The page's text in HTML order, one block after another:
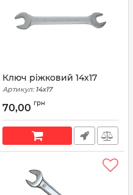
Ключ ріжковий 14х17
Артикул: 14х17
70,00 грн